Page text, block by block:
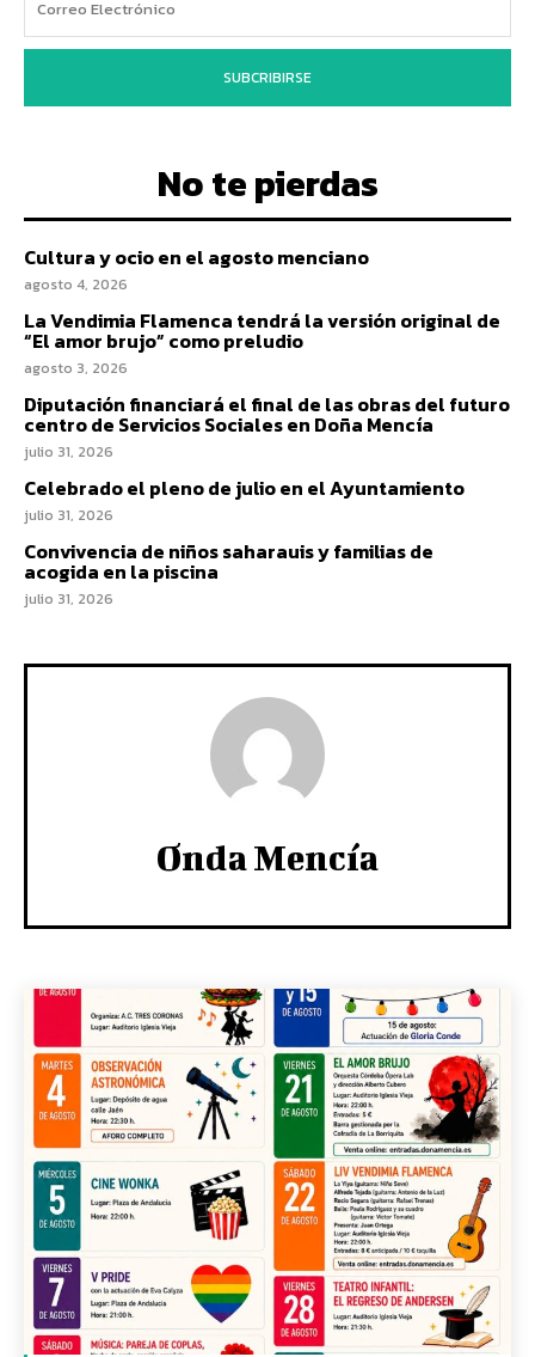
SUBCRIBIRSE
No te pierdas
Cultura y ocio en el agosto menciano
agosto 4, 2026
La Vendimia Flamenca tendrá la versión original de
“El amor brujo” como preludio
agosto 3, 2026
Diputación financiará el final de las obras del futuro
centro de Servicios Sociales en Doña Mencía
julio 31, 2026
Celebrado el pleno de julio en el Ayuntamiento
julio 31, 2026
Convivencia de niños saharauis y familias de
acogida en la piscina
julio 31, 2026
Onda Mencía